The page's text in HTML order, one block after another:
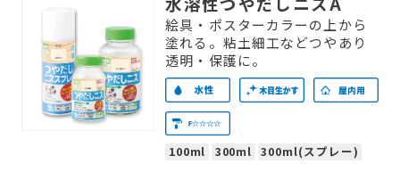
絵具・ポスターカラーの上から
塗れる。粘土細工などつやあり
透明・保護に。
100ml 300ml 300ml(スプレー)